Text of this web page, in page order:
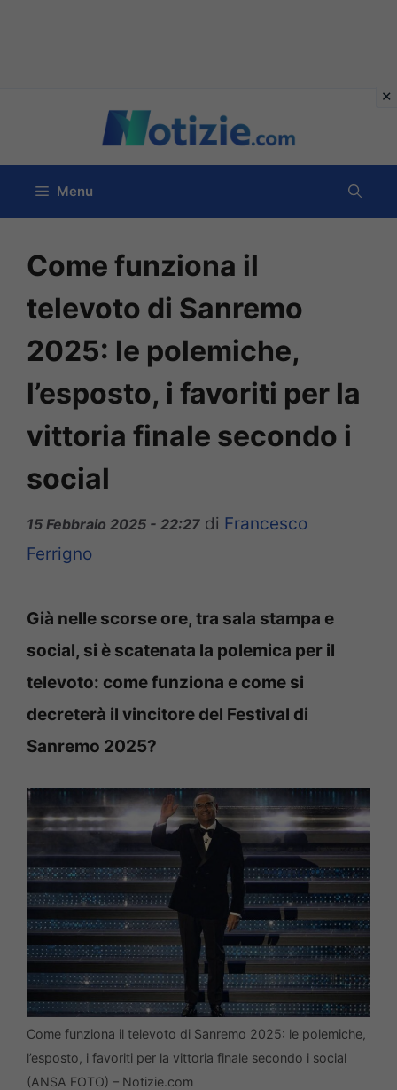
contenuto
Menu
Come funziona il
televoto di Sanremo
2025: le polemiche,
l’esposto, i favoriti per la
vittoria finale secondo i
social
15 Febbraio 2025 - 22:27 di Francesco
Ferrigno
Già nelle scorse ore, tra sala stampa e
social, si è scatenata la polemica per il
televoto: come funziona e come si
decreterà il vincitore del Festival di
Sanremo 2025?
Come funziona il televoto di Sanremo 2025: le polemiche,
l’esposto, i favoriti per la vittoria finale secondo i social
(ANSA FOTO) – Notizie.com